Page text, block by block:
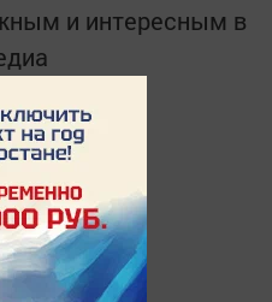
и интересным в
в
MАХ: